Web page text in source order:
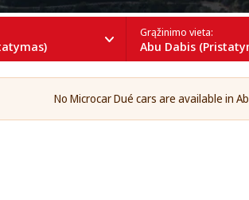
Grąžinimo vieta:
Abu Dabis
No Microcar Dué cars are available in